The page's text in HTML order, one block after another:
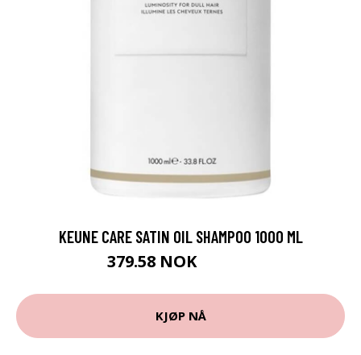
KEUNE CARE SATIN OIL SHAMPOO 1000 ML
379.58 NOK
KJØP NÅ